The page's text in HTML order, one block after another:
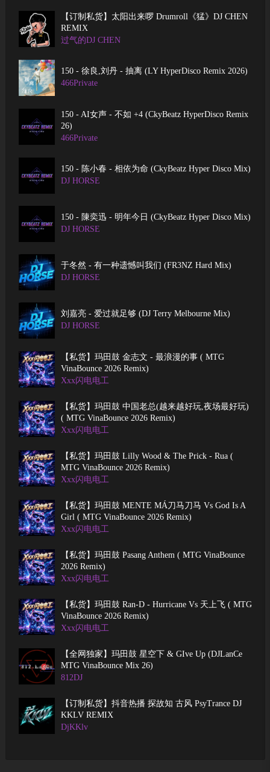
【订制私货】太阳出来啰 Drumroll《猛》DJ CHEN
REMIX
过气的DJ CHEN
150 - 徐良,刘丹 - 抽离 (LY HyperDisco Remix 2026)
466Private
150 - AI女声 - 不如 +4 (CkyBeatz HyperDisco Remix
26)
466Private
150 - 陈小春 - 相依为命 (CkyBeatz Hyper Disco Mix)
DJ HORSE
150 - 陳奕迅 - 明年今日 (CkyBeatz Hyper Disco Mix)
DJ HORSE
于冬然 - 有一种遗憾叫我们 (FR3NZ Hard Mix)
DJ HORSE
刘嘉亮 - 爱过就足够 (DJ Terry Melbourne Mix)
DJ HORSE
【私货】玛田鼓 金志文 - 最浪漫的事 ( MTG
VinaBounce 2026 Remix)
Xxx闪电电工
【私货】玛田鼓 中国老总(越来越好玩,夜场最好玩)
( MTG VinaBounce 2026 Remix)
Xxx闪电电工
【私货】玛田鼓 Lilly Wood & The Prick - Rua (
MTG VinaBounce 2026 Remix)
Xxx闪电电工
【私货】玛田鼓 MENTE MÁ刀马刀马 Vs God Is A
Girl ( MTG VinaBounce 2026 Remix)
Xxx闪电电工
【私货】玛田鼓 Pasang Anthem ( MTG VinaBounce
2026 Remix)
Xxx闪电电工
【私货】玛田鼓 Ran-D - Hurricane Vs 天上飞 ( MTG
VinaBounce 2026 Remix)
Xxx闪电电工
【全网独家】玛田鼓 星空下 & GIve Up (DJLanCe
MTG VinaBounce Mix 26)
812DJ
【订制私货】抖音热播 探故知 古风 PsyTrance DJ
KKLV REMIX
DjKKlv